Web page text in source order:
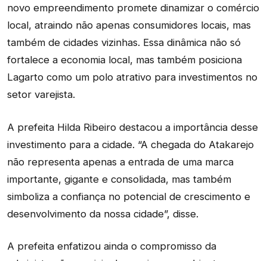
novo empreendimento promete dinamizar o comércio
local, atraindo não apenas consumidores locais, mas
também de cidades vizinhas. Essa dinâmica não só
fortalece a economia local, mas também posiciona
Lagarto como um polo atrativo para investimentos no
setor varejista.
A prefeita Hilda Ribeiro destacou a importância desse
investimento para a cidade. “A chegada do Atakarejo
não representa apenas a entrada de uma marca
importante, gigante e consolidada, mas também
simboliza a confiança no potencial de crescimento e
desenvolvimento da nossa cidade”, disse.
A prefeita enfatizou ainda o compromisso da